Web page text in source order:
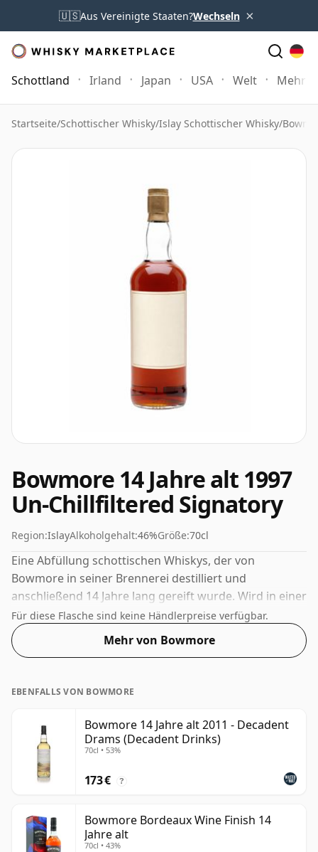
🇺🇸Aus Vereinigte Staaten?Wechseln ×
Schottland Irland Japan USA Welt Mehr
Startseite/Schottischer Whisky/Islay Schottischer Whisky/
Bowmore 14 Jahre alt 1997
Un-Chillfiltered Signatory
Region:IslayAlkoholgehalt:46%Größe:70cl
Eine Abfüllung schottischen Whiskys, der von
Bowmore in seiner Brennerei destilliert und
anschließend 14 Jahre lang gereift wurde. Wird in einer
normalen 70-cl-Flasche geliefert und mit einem
gesunden Alkoholgehalt von 46 % abgefüllt.
Für diese Flasche sind keine Händlerpreise verfügbar.
Mehr von Bowmore
EBENFALLS VON BOWMORE
Bowmore 14 Jahre alt 2011 - Decadent
Drams (Decadent Drinks)
70cl • 53%
173 € ?
Bowmore Bordeaux Wine Finish 14
Jahre alt
70cl • 43%